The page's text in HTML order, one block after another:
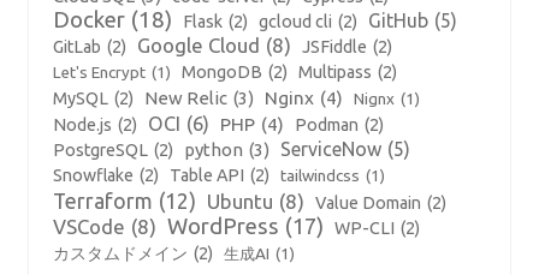
Docker (18) Flask (2) gcloud cli (2) GitHub (5)
GitLab (2) Google Cloud (8) JSFiddle (2)
Let's Encrypt (1) MongoDB (2) Multipass (2)
MySQL (2) New Relic (3) Nginx (4) Nignx (1)
Node.js (2) OCI (6) PHP (4) Podman (2)
PostgreSQL (2) python (3) ServiceNow (5)
Snowflake (2) Table API (2) tailwindcss (1)
Terraform (12) Ubuntu (8) Value Domain (2)
VSCode (8) WordPress (17) WP-CLI (2)
カスタムドメイン (2) 生成AI (1)